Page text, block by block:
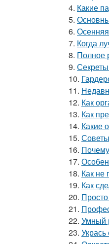
4. Какие
5.
6.
7. Когда
8. Полное
9.
10.
11.
12. Как
13. Как
14. Какие
15.
16.
17.
18. Как не
19. Как
20.
21.
22. Умный
23.